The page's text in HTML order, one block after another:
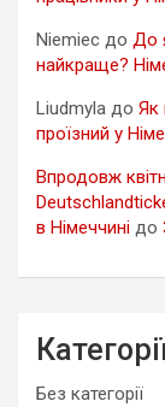
Niemiec до До
найкраще?
Liudmyla до Як
проїзний у
Впродовж
в Німеччині до
Без категорії